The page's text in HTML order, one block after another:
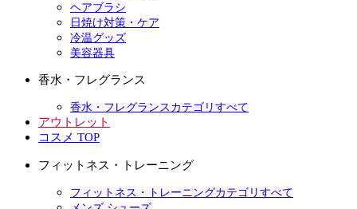
ヘアブラシ
日焼け対策・ケア
冷温グッズ
美容器具
香水・フレグランス
香水・フレグランスカテゴリすべて
アウトレット
コスメ TOP
フィットネス・トレーニング
フィットネス・トレーニングカテゴリすべて